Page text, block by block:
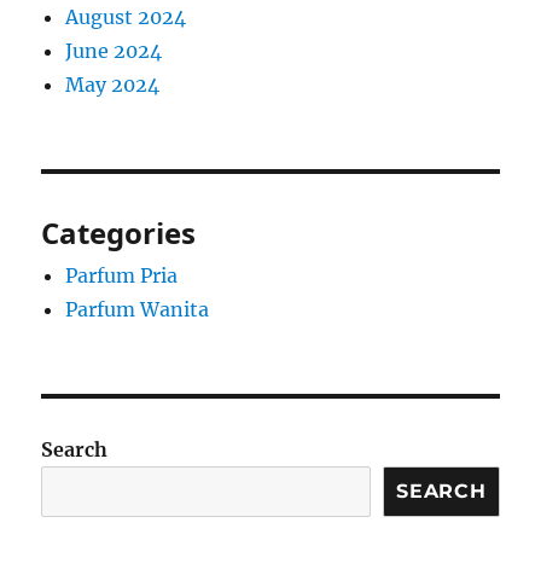
August 2024
June 2024
May 2024
Categories
Parfum Pria
Parfum Wanita
Search
SEARCH